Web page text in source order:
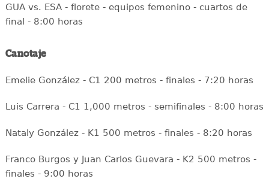
GUA vs. ESA - florete - equipos femenino - cuartos de
final - 8:00 horas
Canotaje
Emelie González - C1 200 metros - finales - 7:20 horas
Luis Carrera - C1 1,000 metros - semifinales - 8:00 horas
Nataly González - K1 500 metros - finales - 8:20 horas
Franco Burgos y Juan Carlos Guevara - K2 500 metros -
finales - 9:00 horas